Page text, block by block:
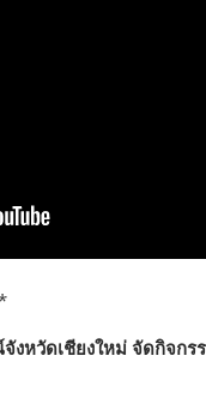
หวัดเชียงใหม่ จัดกิจกร